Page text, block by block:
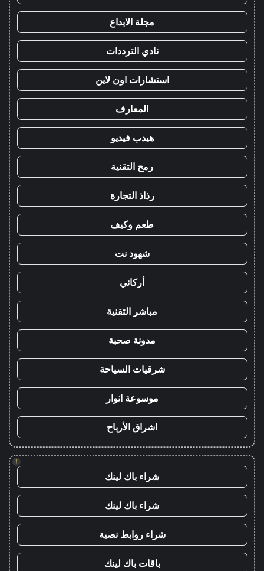
مجلة الابداع
نادي الترددات
استشارات اون لاين
المعارف
هيدب فيديو
رمح التقنية
رذاذ التجارة
طعم وكيف
شهود نت
أركاني
مباشر التقنية
مدونة صحبة
شرقيات السياحة
موسوعة انوار
اشراق الأرباح
!
شراء باك لينك
شراء باك لينك
شراء روابط نصية
باقات باك لينك